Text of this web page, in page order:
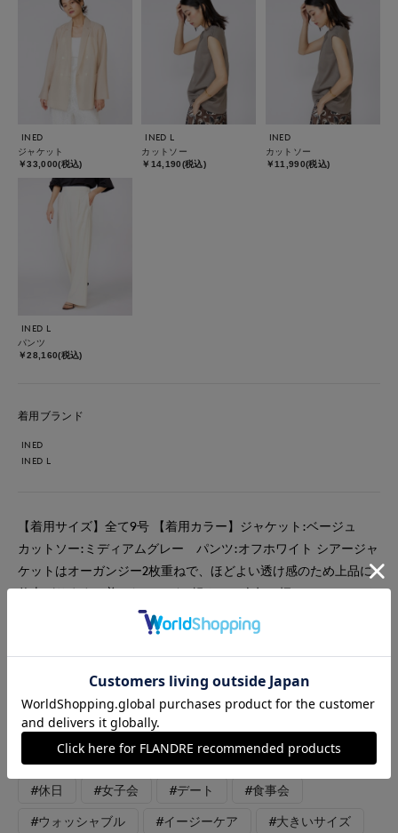
INED
ジャケット
￥33,000(税込)
INED L
カットソー
￥14,190(税込)
INED
カットソー
￥11,990(税込)
INED L
パンツ
￥28,160(税込)
着用ブランド
INED
INED L
【着用サイズ】全て9号 【着用カラー】ジャケット:ベージュ
カットソー:ミディアムグレー パンツ:オフホワイト シアージャ
ケットはオーガンジー2枚重ねで、ほどよい透け感のため上品に
仕上がります。着てないほどの軽さで、今年一押しのジャケット
です。 カットソーは上質コットン使用でシワになりにくく光沢
感がとても上品です。UVカット＆接触冷感の機能性も嬉しいポ
イント。 白パンツ合わせでキレイめコーデにしました。通勤か
らお出掛け着にもオススメです。
#スペシャルプライス
#オフィスカジュアル
#休日 #女子会 #デート #食事会
#ウォッシャブル #イージーケア #大きいサイズ